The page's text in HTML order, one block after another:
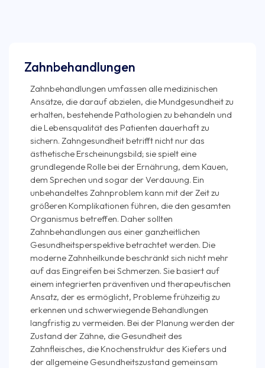
Zahnbehandlungen
Zahnbehandlungen umfassen alle medizinischen
Ansätze, die darauf abzielen, die Mundgesundheit zu
erhalten, bestehende Pathologien zu behandeln und
die Lebensqualität des Patienten dauerhaft zu
sichern. Zahngesundheit betrifft nicht nur das
ästhetische Erscheinungsbild; sie spielt eine
grundlegende Rolle bei der Ernährung, dem Kauen,
dem Sprechen und sogar der Verdauung. Ein
unbehandeltes Zahnproblem kann mit der Zeit zu
größeren Komplikationen führen, die den gesamten
Organismus betreffen. Daher sollten
Zahnbehandlungen aus einer ganzheitlichen
Gesundheitsperspektive betrachtet werden. Die
moderne Zahnheilkunde beschränkt sich nicht mehr
auf das Eingreifen bei Schmerzen. Sie basiert auf
einem integrierten präventiven und therapeutischen
Ansatz, der es ermöglicht, Probleme frühzeitig zu
erkennen und schwerwiegende Behandlungen
langfristig zu vermeiden. Bei der Planung werden der
Zustand der Zähne, die Gesundheit des
Zahnfleisches, die Knochenstruktur des Kiefers und
der allgemeine Gesundheitszustand gemeinsam